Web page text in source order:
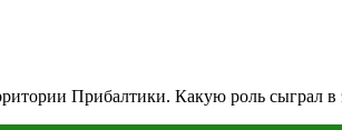
Прибалтики. Какую роль сыграл в